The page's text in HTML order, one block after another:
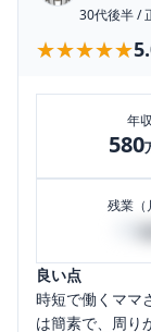
30代後半/
★★★★★
★★★★★
年収
580
残業（
40
良い点
時短で働くママ
は簡素で、周り